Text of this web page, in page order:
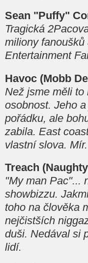
Sean "Puffy"
Tragická
miliony
Entertainment
Havoc (Mobb
Než jsme měli
osobnost. Jeho
pořádku, ale
zabila. East
vlastní slova. Mír.
Treach
"My man Pac"...
showbizzu.
toho na člověka
nejčistších
duši. Nedával si
lidí.